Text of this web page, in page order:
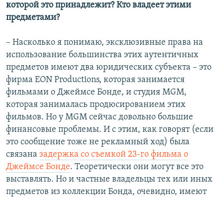
которой это принадлежит? Кто владеет этими
предметами?
– Насколько я понимаю, эксклюзивные права на
использование большинства этих аутентичных
предметов имеют два юридических субъекта – это
фирма EON Productions, которая занимается
фильмами о Джеймсе Бонде, и студия MGM,
которая занималась продюсированием этих
фильмов. Но у MGM сейчас довольно большие
финансовые проблемы. И с этим, как говорят (если
это сообщение тоже не рекламный ход) была
связана задержка со съемкой 23-го фильма о
Джеймсе Бонде. Теоретически они могут все это
выставлять. Но и частные владельцы тех или иных
предметов из коллекции Бонда, очевидно, имеют